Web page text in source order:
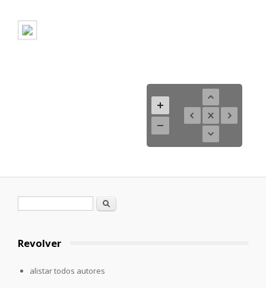
Formulario de búsqueda
Buscar
Revolver
alistar todos autores